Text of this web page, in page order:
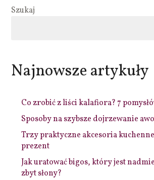
Szukaj
Najnowsze artykuły
Co zrobić z liści kalafiora? 7
Sposoby na szybsze dojrzewanie
Trzy praktyczne akcesoria
prezent
Jak uratować bigos, który jest
zbyt słony?